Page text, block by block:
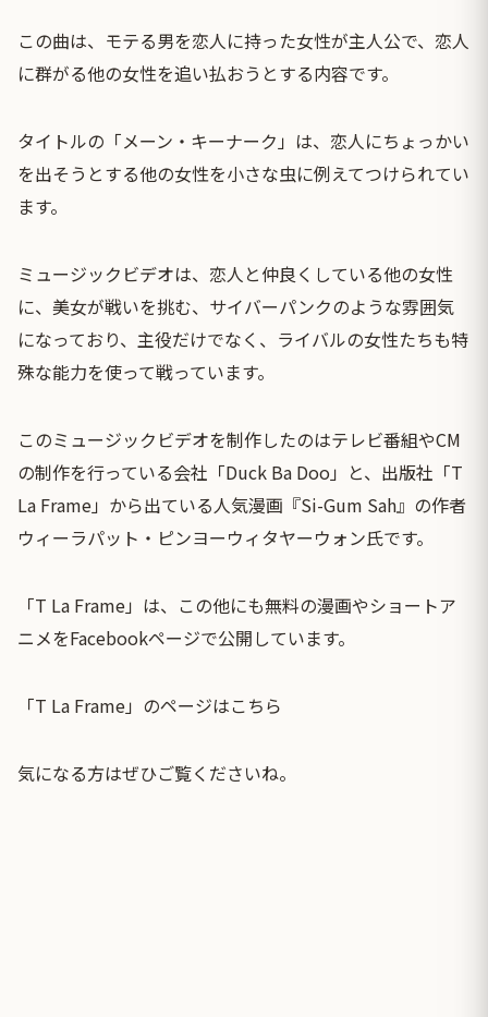
この曲は、モテる男を恋人に持った女性が主人公で、恋人
に群がる他の女性を追い払おうとする内容です。
タイトルの「メーン・キーナーク」は、恋人にちょっかい
を出そうとする他の女性を小さな虫に例えてつけられてい
ます。
ミュージックビデオは、恋人と仲良くしている他の女性
に、美女が戦いを挑む、サイバーパンクのような雰囲気
になっており、主役だけでなく、ライバルの女性たちも特
殊な能力を使って戦っています。
このミュージックビデオを制作したのはテレビ番組やCM
の制作を行っている会社「Duck Ba Doo」と、出版社「T
La Frame」から出ている人気漫画『Si-Gum Sah』の作者
ウィーラパット・ピンヨーウィタヤーウォン氏です。
「T La Frame」は、この他にも無料の漫画やショートア
ニメをFacebookページで公開しています。
「T La Frame」のページはこちら
気になる方はぜひご覧くださいね。